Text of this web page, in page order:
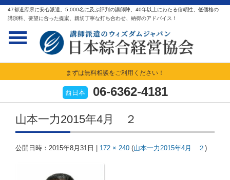
47都道府県に安心派遣。5,000名に及ぶ評判の講師陣、40年以上にわたる信頼性、低価格の
講演料、要望に合った提案、親切丁寧な打ち合わせ、納得のアドバイス！
まずは無料相談をご利用ください！
西日本 06-6362-4181
山本一力2015年4月 ２
公開日時： 2015年8月31日 172 × 240 (山本一力2015年4月 ２ )